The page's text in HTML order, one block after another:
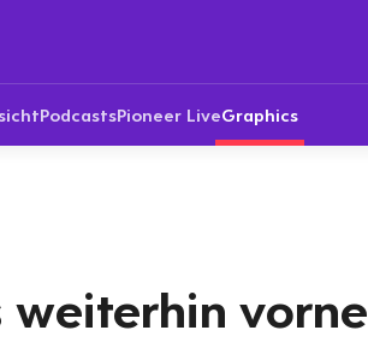
PodcastsPioneer LiveGraphics
weiterhin vorne